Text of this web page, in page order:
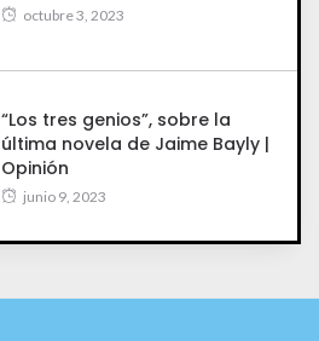
octubre 3, 2023
“Los tres genios”, sobre la
última novela de Jaime Bayly |
Opinión
junio 9, 2023